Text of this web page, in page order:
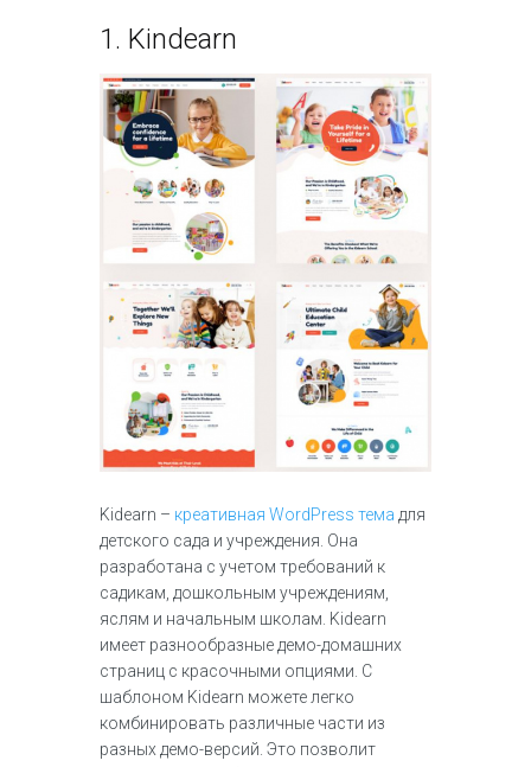
1. Kindearn
Kidearn – креативная WordPress тема для
детского сада и учреждения. Она
разработана с учетом требований к
садикам, дошкольным учреждениям,
яслям и начальным школам. Kidearn
имеет разнообразные демо-домашних
страниц с красочными опциями. С
шаблоном Kidearn можете легко
комбинировать различные части из
разных демо-версий. Это позволит